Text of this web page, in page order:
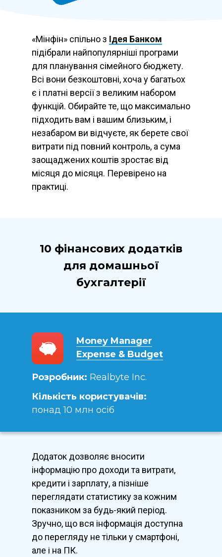
«Мінфін» спільно з Ідея Банком
підібрали найпопулярніші програми
для планування сімейного бюджету.
Всі вони безкоштовні, хоча у багатьох
є і платні версії з великим набором
функцій. Обирайте те, що максимально
підходить вам і вашим близьким, і
незабаром ви відчуєте, як берете свої
витрати під повний контроль, а сума
заощаджених коштів зростає від
місяця до місяця. Перевірено на
практиці.
10 фінансових додатків
для домашньої
бухгалтерії
Додаток дозволяє вносити
інформацію про доходи та витрати,
кредити і зарплату, а пізніше
переглядати статистику за кожним
показником за будь-який період.
Зручно, що вся інформація доступна
до перегляду не тільки у смартфоні,
але і на ПК.
Money Manager
Expense & Budget
Розробник: Realbyte Inc.
Кількість користувачів:
понад 10 млн осіб